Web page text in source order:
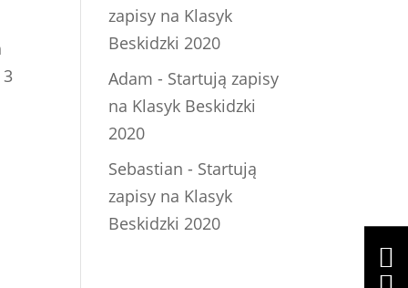
zapisy na Klasyk
Beskidzki 2020
Adam - Startują zapisy
na Klasyk Beskidzki
2020
Sebastian - Startują
zapisy na Klasyk
Beskidzki 2020
